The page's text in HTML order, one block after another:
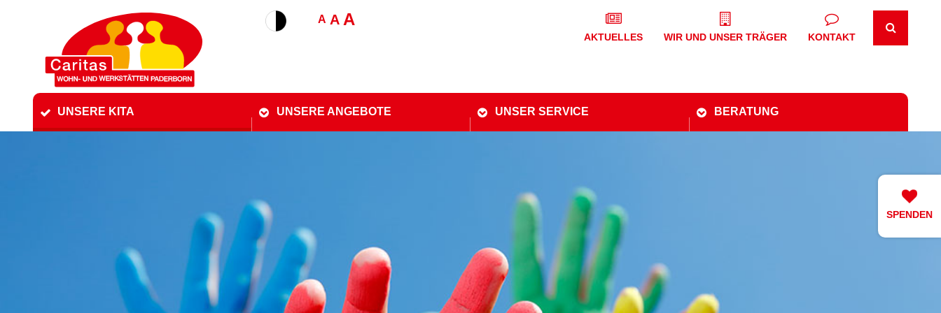
A A A
AKTUELLES WIR UND UNSER TRÄGER KONTAKT
UNSERE KITA UNSERE ANGEBOTE UNSER SERVICE BERATUNG
SPENDEN